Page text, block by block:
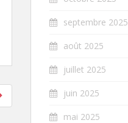
septembre 2025
août 2025
juillet 2025
juin 2025
mai 2025